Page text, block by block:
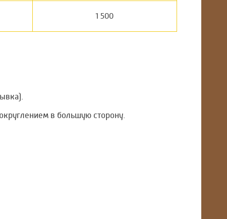
1 500
в большую сторону.